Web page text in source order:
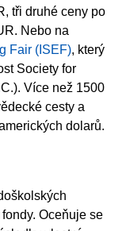
tři druhé ceny po
Nebo na
Fair (ISEF), který
Society for
Více než 1500
cesty a
dolarů.
Oceňuje se